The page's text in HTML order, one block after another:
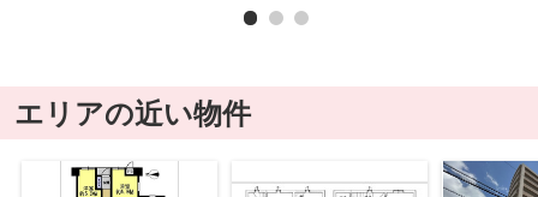
エリアの近い物件